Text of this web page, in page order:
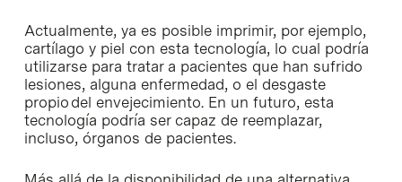
Actualmente, ya es posible imprimir, por ejemplo,
cartílago y piel con esta tecnología, lo cual podría
utilizarse para tratar a pacientes que han sufrido
lesiones, alguna enfermedad, o el desgaste
propio del envejecimiento. En un futuro, esta
tecnología podría ser capaz de reemplazar,
incluso, órganos de pacientes.